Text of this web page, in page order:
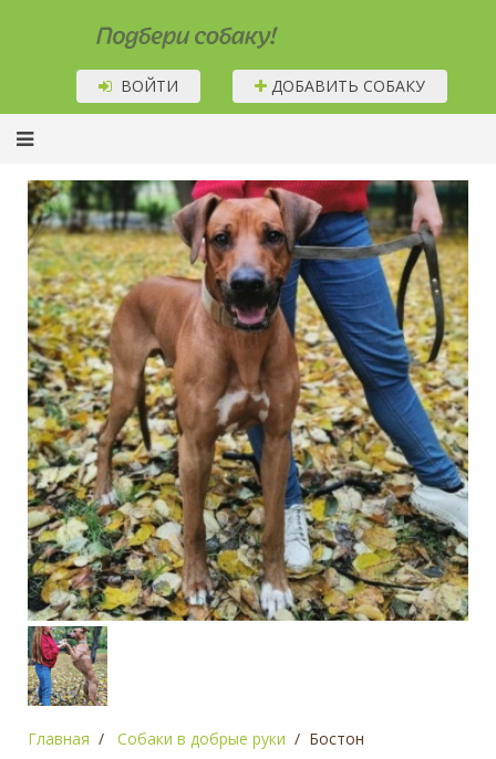
Подбери собаку!
ВОЙТИ ДОБАВИТЬ СОБАКУ
Главная Собаки в добрые руки Бостон